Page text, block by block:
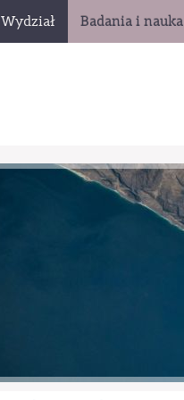
Wydział Badania i nauka